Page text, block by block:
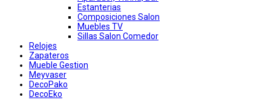
Estanterias
Composiciones Salon
Muebles TV
Sillas Salon Comedor
Relojes
Zapateros
Mueble Gestion
Meyvaser
DecoPako
DecoEko